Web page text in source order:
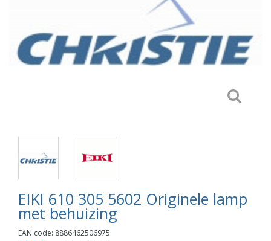
EIKI 610 305 5602 Originele lamp
met behuizing
EAN code: 8886462506975